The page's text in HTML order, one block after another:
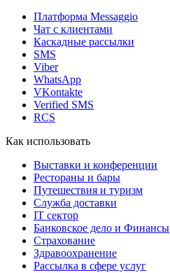
Платформа Messaggio
Чат с клиентами
Каскадные рассылки
SMS
Viber
WhatsApp
VKontakte
Verified SMS
RCS
Как использовать
Выставки и конференции
Рестораны и бары
Путешествия и туризм
Служба доставки
IT сектор
Банковское дело и Финансы
Страхование
Здравоохранение
Рассылка в сфере услуг